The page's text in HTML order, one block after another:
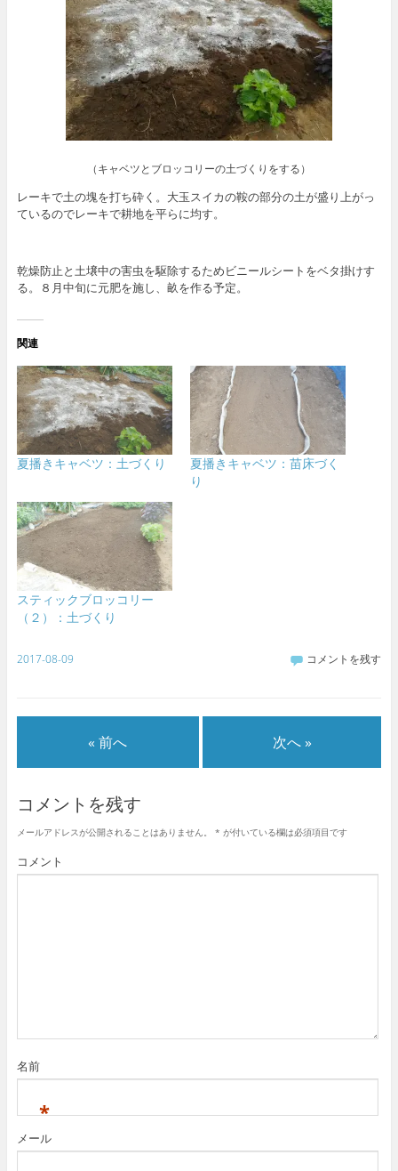
（キャベツとブロッコリーの土づくりをする）
レーキで土の塊を打ち砕く。大玉スイカの鞍の部分の土が盛り上がっ
ているのでレーキで耕地を平らに均す。
乾燥防止と土壌中の害虫を駆除するためビニールシートをベタ掛けす
る。８月中旬に元肥を施し、畝を作る予定。
関連
夏播きキャベツ：土づくり
夏播きキャベツ：苗床づく
り
スティックブロッコリー
（２）：土づくり
2017-08-09 コメントを残す
« 前へ 次へ »
コメントを残す
メールアドレスが公開されることはありません。 * が付いている欄は必須項目です
コメント
名前
*
メール